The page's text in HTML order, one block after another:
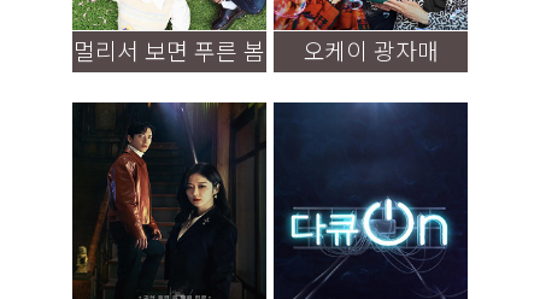
멀리서 보면 푸른 봄 오케이 광자매